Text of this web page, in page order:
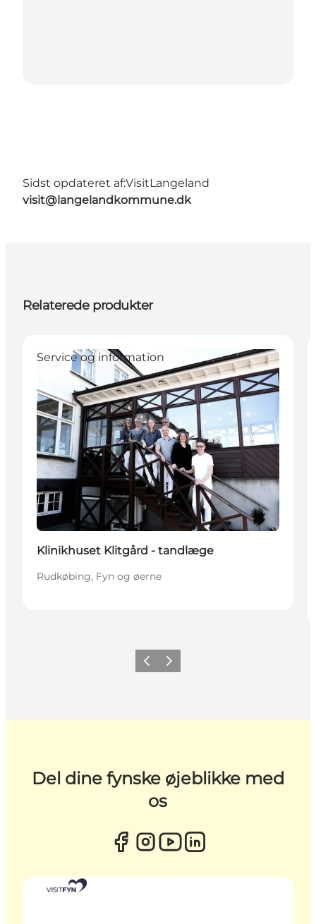
Sidst opdateret af:VisitLangeland
visit@langelandkommune.dk
Relaterede produkter
Service og information
Klinikhuset Klitgård - tandlæge
Rudkøbing, Fyn og øerne
ForrigeNæste
Del dine fynske øjeblikke med
os